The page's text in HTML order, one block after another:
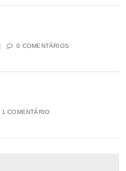
0 COMENTÁRIOS
1 COMENTÁRIO